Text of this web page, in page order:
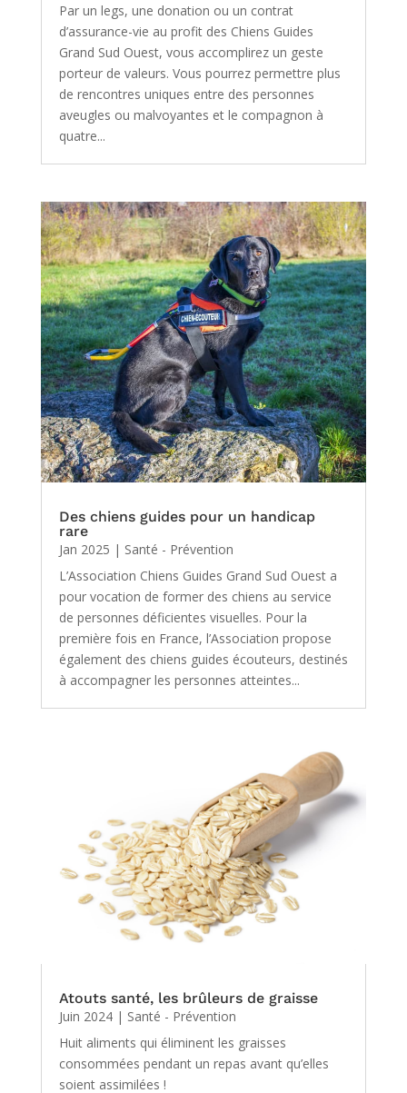
Par un legs, une donation ou un contrat
d’assurance-vie au profit des Chiens Guides
Grand Sud Ouest, vous accomplirez un geste
porteur de valeurs. Vous pourrez permettre plus
de rencontres uniques entre des personnes
aveugles ou malvoyantes et le compagnon à
quatre...
Des chiens guides pour un handicap
rare
Jan 2025 | Santé - Prévention
L’Association Chiens Guides Grand Sud Ouest a
pour vocation de former des chiens au service
de personnes déficientes visuelles. Pour la
première fois en France, l’Association propose
également des chiens guides écouteurs, destinés
à accompagner les personnes atteintes...
Atouts santé, les brûleurs de graisse
Juin 2024| Santé - Prévention
Huit aliments qui éliminent les graisses
consommées pendant un repas avant qu’elles
soient assimilées !